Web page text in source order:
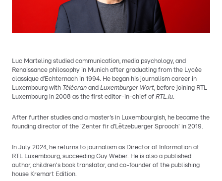
Luc Marteling studied communication, media psychology, and
Renaissance philosophy in Munich after graduating from the Lycée
classique d’Echternach in 1994. He began his journalism career in
Luxembourg with Télécran and Luxemburger Wort, before joining RTL
Luxembourg in 2008 as the first editor-in-chief of RTL.lu.
After further studies and a master’s in Luxembourgish, he became the
founding director of the 'Zenter fir d’Lëtzebuerger Sprooch' in 2019.
In July 2024, he returns to journalism as Director of Information at
RTL Luxembourg, succeeding Guy Weber. He is also a published
author, children's book translator, and co-founder of the publishing
house Kremart Edition.